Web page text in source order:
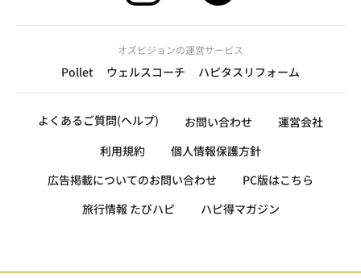
オズビジョンの運営サービス
Pollet ウェルスコーチ ハピタスリフォーム
よくあるご質問(ヘルプ) お問い合わせ
運営会社
利用規約
個人情報保護方針
広告掲載についてのお問い合わせ
PC版はこちら
旅行情報 たびハピ
ハピ得マガジン